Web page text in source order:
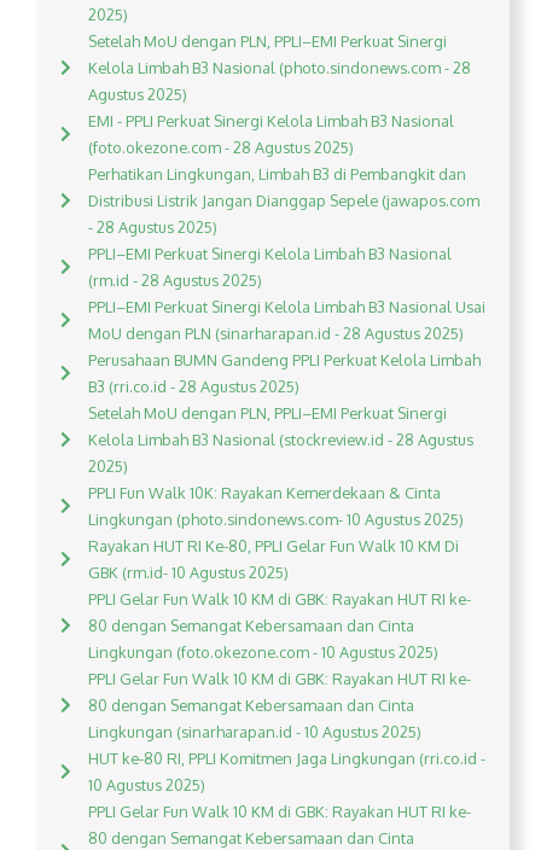
2025)
Setelah MoU dengan PLN, PPLI–EMI Perkuat Sinergi
Kelola Limbah B3 Nasional (photo.sindonews.com - 28
Agustus 2025)
EMI - PPLI Perkuat Sinergi Kelola Limbah B3 Nasional
(foto.okezone.com - 28 Agustus 2025)
Perhatikan Lingkungan, Limbah B3 di Pembangkit dan
Distribusi Listrik Jangan Dianggap Sepele (jawapos.com
- 28 Agustus 2025)
PPLI–EMI Perkuat Sinergi Kelola Limbah B3 Nasional
(rm.id - 28 Agustus 2025)
PPLI–EMI Perkuat Sinergi Kelola Limbah B3 Nasional Usai
MoU dengan PLN (sinarharapan.id - 28 Agustus 2025)
Perusahaan BUMN Gandeng PPLI Perkuat Kelola Limbah
B3 (rri.co.id - 28 Agustus 2025)
Setelah MoU dengan PLN, PPLI–EMI Perkuat Sinergi
Kelola Limbah B3 Nasional (stockreview.id - 28 Agustus
2025)
PPLI Fun Walk 10K: Rayakan Kemerdekaan & Cinta
Lingkungan (photo.sindonews.com- 10 Agustus 2025)
Rayakan HUT RI Ke-80, PPLI Gelar Fun Walk 10 KM Di
GBK (rm.id- 10 Agustus 2025)
PPLI Gelar Fun Walk 10 KM di GBK: Rayakan HUT RI ke-
80 dengan Semangat Kebersamaan dan Cinta
Lingkungan (foto.okezone.com - 10 Agustus 2025)
PPLI Gelar Fun Walk 10 KM di GBK: Rayakan HUT RI ke-
80 dengan Semangat Kebersamaan dan Cinta
Lingkungan (sinarharapan.id - 10 Agustus 2025)
HUT ke-80 RI, PPLI Komitmen Jaga Lingkungan (rri.co.id -
10 Agustus 2025)
PPLI Gelar Fun Walk 10 KM di GBK: Rayakan HUT RI ke-
80 dengan Semangat Kebersamaan dan Cinta